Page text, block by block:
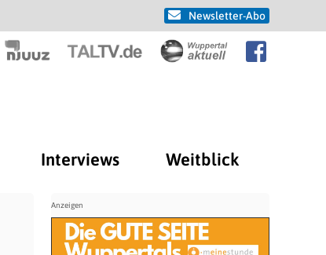
Newsletter-Abo
Interviews Weitblick